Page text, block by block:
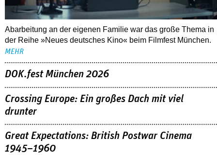
Abarbeitung an der eigenen Familie war das große Thema in
der Reihe »Neues deutsches Kino« beim Filmfest München.
MEHR
DOK.fest München 2026
Crossing Europe: Ein großes Dach mit viel
drunter
Great Expectations: British Postwar Cinema
1945–1960